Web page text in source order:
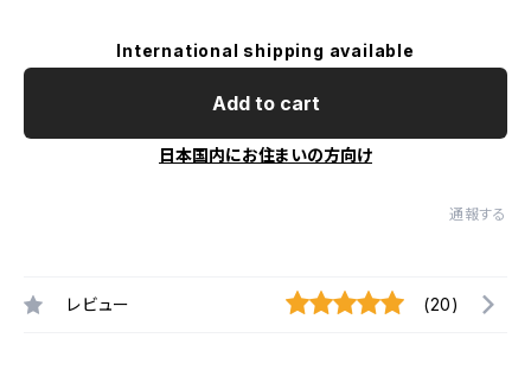
International shipping available
Add to cart
日本国内にお住まいの方向け
通報する
レビュー (20)